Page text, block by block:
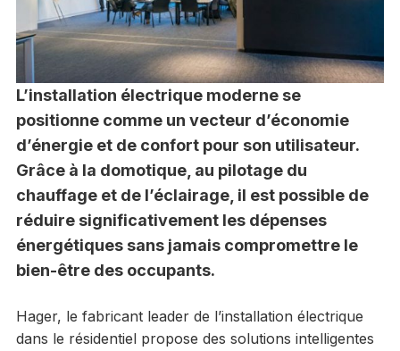
L’installation électrique moderne se
positionne comme un vecteur d’économie
d’énergie et de confort pour son utilisateur.
Grâce à la domotique, au pilotage du
chauffage et de l’éclairage, il est possible de
réduire significativement les dépenses
énergétiques sans jamais compromettre le
bien-être des occupants.
Hager, le fabricant leader de l’installation électrique
dans le résidentiel propose des solutions intelligentes